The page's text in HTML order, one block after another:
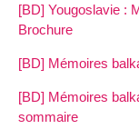
[BD] Yougoslavie :
Brochure
[BD] Mémoires
[BD] Mémoires
sommaire